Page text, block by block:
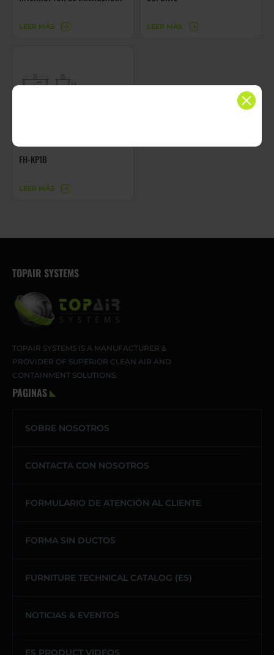
LEER MÁS LEER MÁS
FH-KP1B
LEER MÁS
TOPAIR SYSTEMS
TOPAIR SYSTEMS IS A MANUFACTURER &
PROVIDER OF SUPERIOR CLEAN AIR AND
CONTAINMENT SOLUTIONS.
PAGINAS
SOBRE NOSOTROS
CONTACTA CON NOSOTROS
FORMULARIO DE ATENCIÓN AL CLIENTE
FORMA SIN DUCTOS
FURNITURE TECHNICAL CATALOG (ES)
NOTICIAS & EVENTOS